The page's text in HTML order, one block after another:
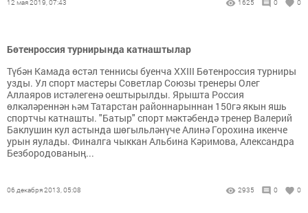
12 мая 2019, 07:43 1625 0 0
Бөтенроссия турнирында катнаштылар
Түбән Камада өстәл теннисы буенча XXIII Бөтенроссия турниры
узды. Ул спорт мастеры Советлар Союзы тренеры Олег
Аллаяров истәлегенә оештырылды. Ярышта Россия
өлкәләреннән һәм Татарстан районнарыннан 150гә якын яшь
спортчы катнашты. "Батыр" спорт мәктәбендә тренер Валерий
Баклушин кул астында шөгыльләнүче Алинә Горохина икенче
урын яулады. Финалга чыккан Альбина Кәримова, Александра
Безбородованың...
06 декабря 2013, 05:08 2935 0 0